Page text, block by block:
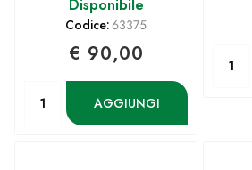
Disponibile
Codice:63375
€ 90,00
AGGIUNGI